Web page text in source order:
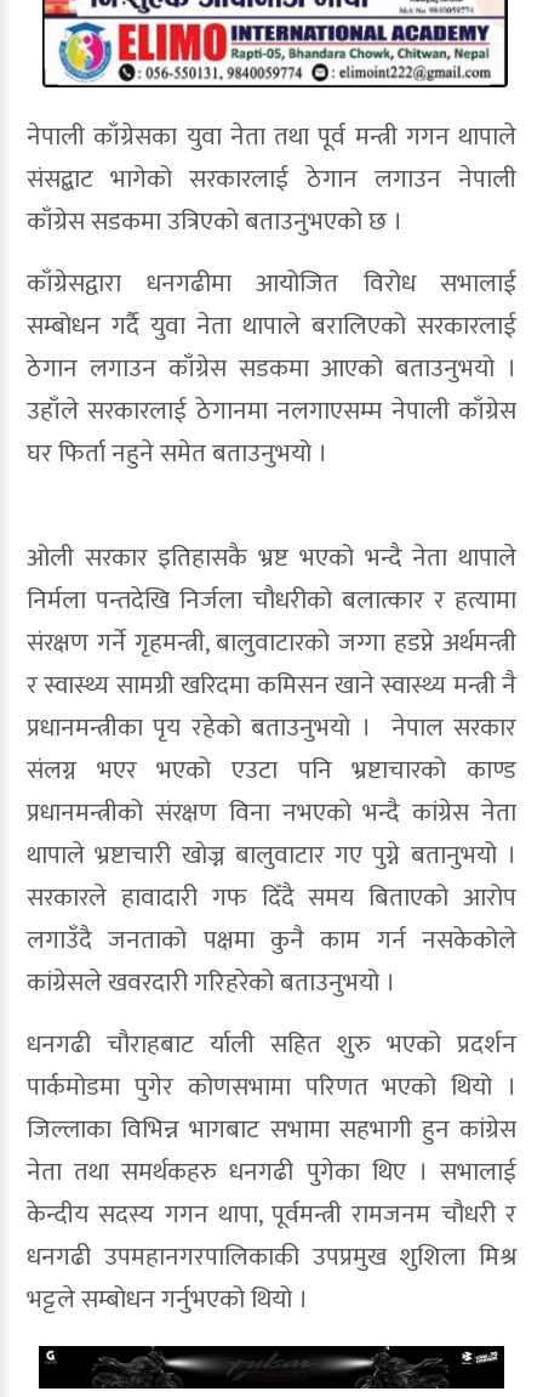
नेपाली काँग्रेसका युवा नेता तथा पूर्व मन्त्री गगन थापाले
संसद्बाट भागेको सरकारलाई ठेगान लगाउन नेपाली
काँग्रेस सडकमा उत्रिएको बताउनुभएको छ ।
काँग्रेसद्वारा धनगढीमा आयोजित विरोध सभालाई
सम्बोधन गर्दै युवा नेता थापाले बरालिएको सरकारलाई
ठेगान लगाउन काँग्रेस सडकमा आएको बताउनुभयो ।
उहाँले सरकारलाई ठेगानमा नलगाएसम्म नेपाली काँग्रेस
घर फिर्ता नहुने समेत बताउनुभयो ।
ओली सरकार इतिहासकै भ्रष्ट भएको भन्दै नेता थापाले
निर्मला पन्तदेखि निर्जला चौधरीको बलात्कार र हत्यामा
संरक्षण गर्ने गृहमन्त्री, बालुवाटारको जग्गा हडप्ने अर्थमन्त्री
र स्वास्थ्य सामग्री खरिदमा कमिसन खाने स्वास्थ्य मन्त्री नै
प्रधानमन्त्रीका पृय रहेको बताउनुभयो । नेपाल सरकार
संलग्न भएर भएको एउटा पनि भ्रष्टाचारको काण्ड
प्रधानमन्त्रीको संरक्षण विना नभएको भन्दै कांग्रेस नेता
थापाले भ्रष्टाचारी खोज्न बालुवाटार गए पुग्ने बतानुभयो ।
सरकारले हावादारी गफ दिँदै समय बिताएको आरोप
लगाउँदै जनताको पक्षमा कुनै काम गर्न नसकेकोले
कांग्रेसले खवरदारी गरिहरेको बताउनुभयो ।
धनगढी चौराहबाट र्याली सहित शुरु भएको प्रदर्शन
पार्कमोडमा पुगेर कोणसभामा परिणत भएको थियो ।
जिल्लाका विभिन्न भागबाट सभामा सहभागी हुन कांग्रेस
नेता तथा समर्थकहरु धनगढी पुगेका थिए । सभालाई
केन्दीय सदस्य गगन थापा, पूर्वमन्त्री रामजनम चौधरी र
धनगढी उपमहानगरपालिकाकी उपप्रमुख शुशिला मिश्र
भट्टले सम्बोधन गर्नुभएको थियो ।